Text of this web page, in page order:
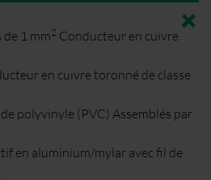
de 1 mm2 Conducteur en cuivre
en cuivre toronné de classe
polyvinyle (PVC) Assemblés par
en aluminium/mylar avec fil de